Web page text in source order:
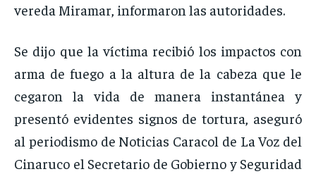
vereda Miramar, informaron las autoridades.
Se dijo que la víctima recibió los impactos con
arma de fuego a la altura de la cabeza que le
cegaron la vida de manera instantánea y
presentó evidentes signos de tortura, aseguró
al periodismo de Noticias Caracol de La Voz del
Cinaruco el Secretario de Gobierno y Seguridad